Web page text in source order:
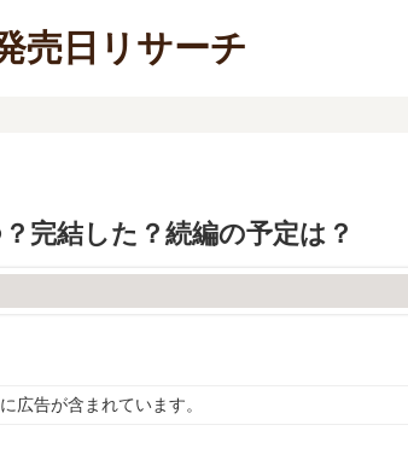
売日リサーチ
完結した？続編の予定は？
広告が含まれています。